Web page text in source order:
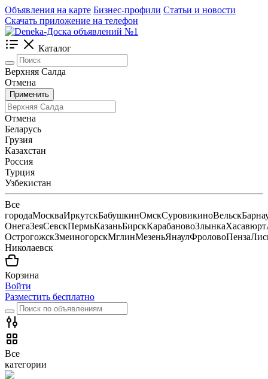
Объявления на карте Бизнес-профили Статьи и новости
Скачать приложение на телефон
Каталог
Верхняя Салда
Отмена
Применить
Отмена
Беларусь
Грузия
Казахстан
Россия
Турция
Узбекистан
Все
городаМоскваИркутскБабушкинОмскСуровикиноВельск
ОнегаЗеяСевскПермьКазаньБирскКарабановоЗлынкаХасавюрт
ОстрогожскЗмеиногорскМглинМезеньЯнаулФроловоПенза
Николаевск
Корзина
Войти
Разместить бесплатно
Все
категории